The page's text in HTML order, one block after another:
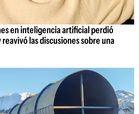
en inteligencia artificial perdió
las discusiones sobre una